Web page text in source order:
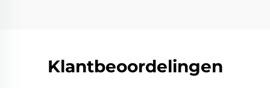
Klantbeoordelingen